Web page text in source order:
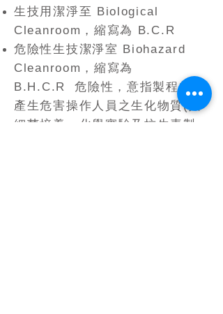
生技用潔淨至 Biological
Cleanroom，縮寫為 B.C.R
危險性生技潔淨室 Biohazard
Cleanroom，縮寫為
B.H.C.R 危險性，意指製程中會
產生危害操作人員之生化物質(如
細菌培養、化學實驗及抗生素製